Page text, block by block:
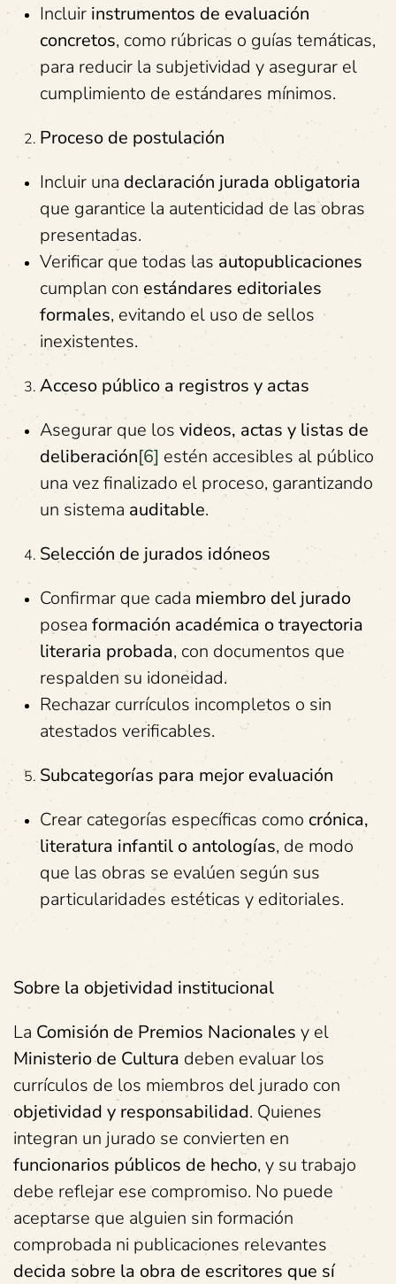
Incluir instrumentos de evaluación
concretos, como rúbricas o guías temáticas,
para reducir la subjetividad y asegurar el
cumplimiento de estándares mínimos.
Proceso de postulación
Incluir una declaración jurada obligatoria
que garantice la autenticidad de las obras
presentadas.
Verificar que todas las autopublicaciones
cumplan con estándares editoriales
formales, evitando el uso de sellos
inexistentes.
Acceso público a registros y actas
Asegurar que los videos, actas y listas de
deliberación[6] estén accesibles al público
una vez finalizado el proceso, garantizando
un sistema auditable.
Selección de juradosidóneos
Confirmar que cada miembro del jurado
posea formación académica o trayectoria
literaria probada, con documentos que
respalden su idoneidad.
Rechazar currículos incompletos o sin
atestados verificables.
Subcategorías para mejor evaluación
Crear categorías específicas como crónica,
literatura infantil o antologías, de modo
que las obras se evalúen según sus
particularidades estéticas y editoriales.
Sobre la objetividad institucional
La Comisión de Premios Nacionales y el
Ministerio de Cultura deben evaluar los
currículos de los miembros del jurado con
objetividad y responsabilidad. Quienes
integran un jurado se convierten en
funcionarios públicos de hecho, y su trabajo
debe reflejar ese compromiso. No puede
aceptarse que alguien sin formación
comprobada ni publicaciones relevantes
decida sobre la obra de escritores que sí